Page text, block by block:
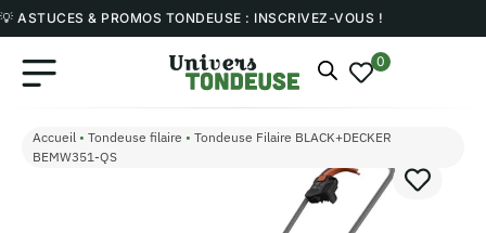
💡 ASTUCES & PROMOS TONDEUSE : INSCRIVEZ-VOUS !
0
Accueil • Tondeuse filaire • Tondeuse Filaire BLACK+DECKER
BEMW351-QS